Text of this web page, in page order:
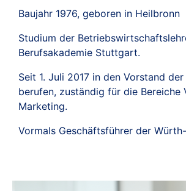
Baujahr 1976, geboren in Heilbronn
Studium der
Berufsakademie Stuttgart.
Seit 1. Juli 2017 in den Vorstand der
berufen, zuständig für die Bereiche
Marketing.
Vormals Geschäftsführer der